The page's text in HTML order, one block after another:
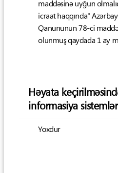
maddəsinə uyğun
icraat haqqında"
Qanununun 78-ci
olunmuş qaydada 1 ay
Həyata
informasiya
Yoxdur